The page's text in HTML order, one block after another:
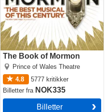
The Book of Mormon
Prince of Wales Theatre
4.8
5777 kritikker
Billetterfra NOK335
Billetter